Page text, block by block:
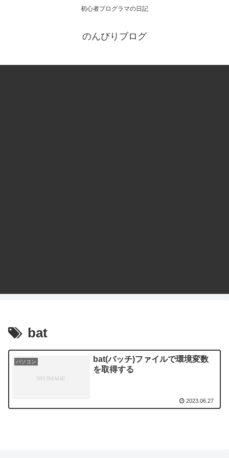
初心者プログラマの日記
のんびりブログ
bat
パソコン
bat(バッチ)ファイルで環境変数
を取得する
2023.06.27